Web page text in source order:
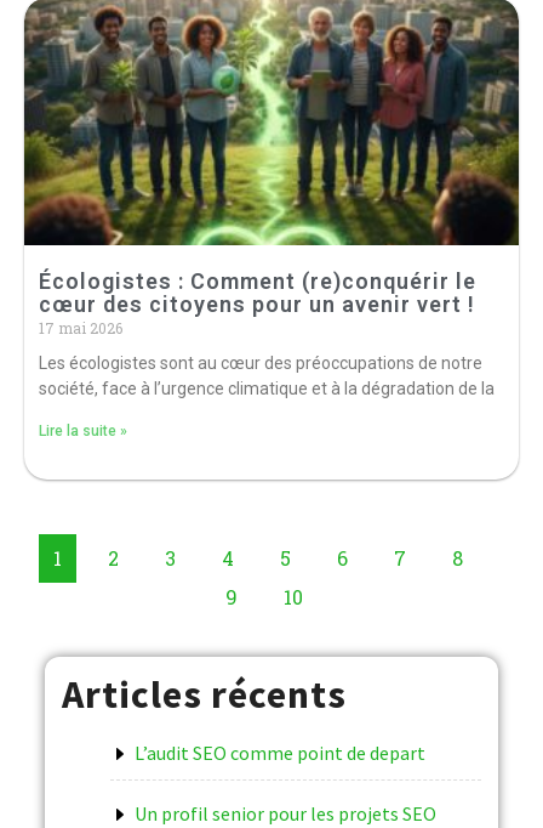
Écologistes : Comment (re)conquérir le
cœur des citoyens pour un avenir vert !
17 mai 2026
Les écologistes sont au cœur des préoccupations de notre
société, face à l’urgence climatique et à la dégradation de la
Lire la suite »
1 2 3 4 5 6 7
8
9
10
Articles récents
L’audit SEO comme point de depart
Un profil senior pour les projets SEO